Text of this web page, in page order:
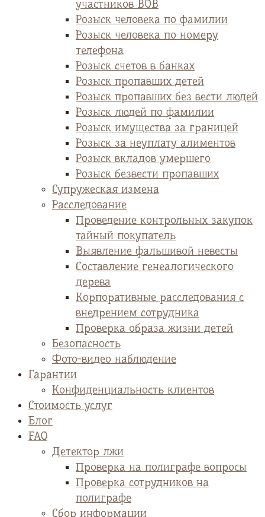
участников ВОВ
Розыск человека по фамилии
Розыск человека по номеру
телефона
Розыск счетов в банках
Розыск пропавших детей
Розыск пропавших без вести людей
Розыск людей по фамилии
Розыск имущества за границей
Розыск за неуплату алиментов
Розыск вкладов умершего
Розыск безвести пропавших
Супружеская измена
Расследование
Проведение контрольных закупок
тайный покупатель
Выявление фальшивой невесты
Cоставление генеалогического
дерева
Корпоративные расследования с
внедрением сотрудника
Проверка образа жизни детей
Безопасность
Фото-видео наблюдение
Гарантии
Конфиденциальность клиентов
Стоимость услуг
Блог
FAQ
Детектор лжи
Проверка на полиграфе вопросы
Проверка сотрудников на
полиграфе
Сбор информации